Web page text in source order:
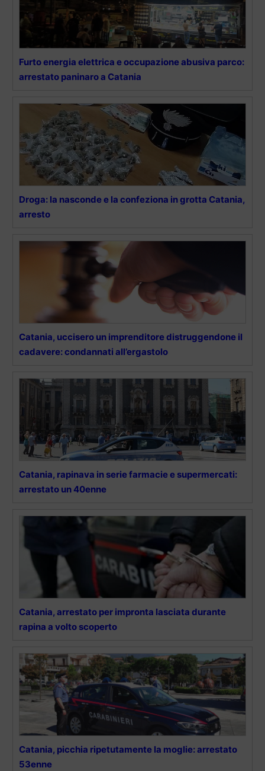
Furto energia elettrica e occupazione abusiva parco:
arrestato paninaro a Catania
Droga: la nasconde e la confeziona in grotta Catania,
arresto
Catania, uccisero un imprenditore distruggendone il
cadavere: condannati all’ergastolo
Catania, rapinava in serie farmacie e supermercati:
arrestato un 40enne
Catania, arrestato per impronta lasciata durante
rapina a volto scoperto
Catania, picchia ripetutamente la moglie: arrestato
53enne